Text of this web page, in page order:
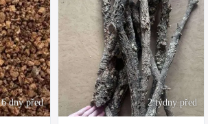
6 dny před 2 týdny před